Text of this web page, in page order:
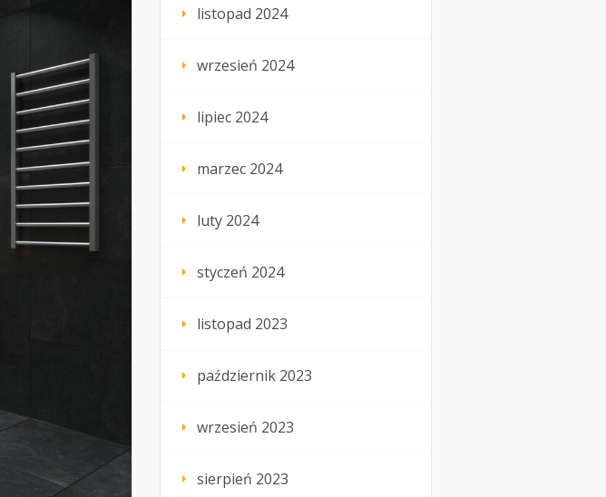
listopad 2024
wrzesień 2024
lipiec 2024
marzec 2024
luty 2024
styczeń 2024
listopad 2023
październik 2023
wrzesień 2023
sierpień 2023